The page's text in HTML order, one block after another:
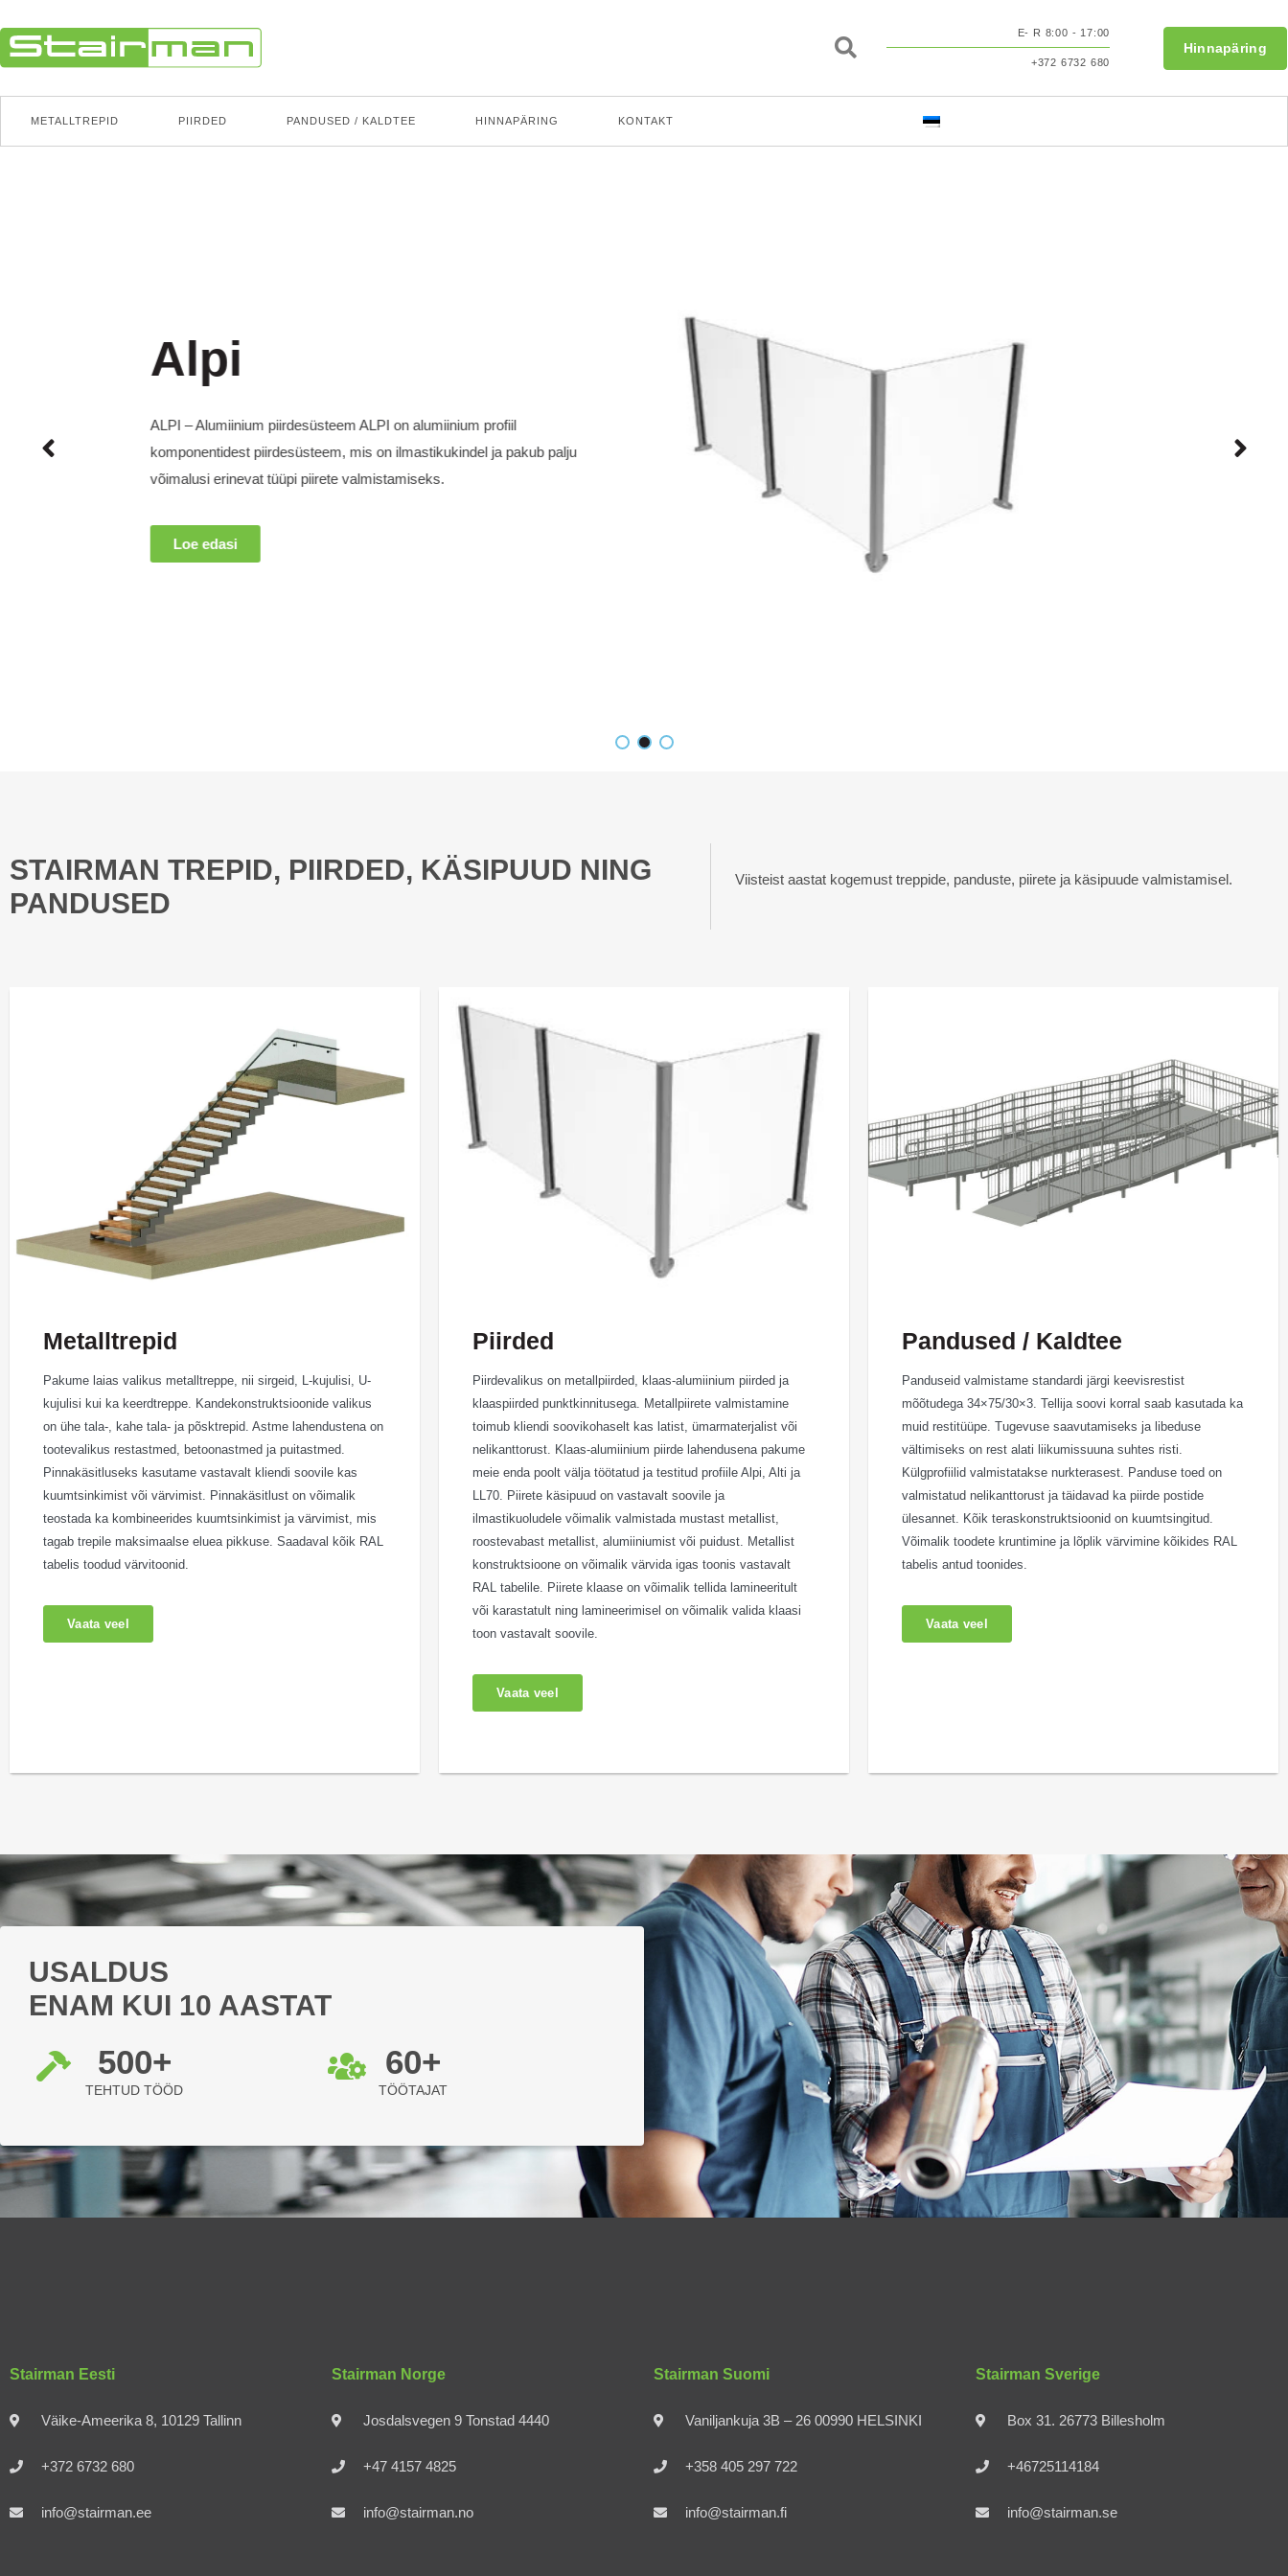
E- R 8:00 - 17:00
+372 6732 680
Hinnapäring
METALLTREPID PIIRDED PANDUSED / KALDTEE HINNAPÄRING KONTAKT
Minimalistlik piirdesüsteem
GP
GP klaaspiirde süsteem on minimalistlik postideta klaaspiirde süsteem,
mis sobib kasutamiseks nii sise- kui välitingimustes. Ei sisalda metallist
osi, on rooste ja veekindel.
Loe edasi
STAIRMAN TREPID, PIIRDED, KÄSIPUUD NING
PANDUSED
Viisteist aastat kogemust treppide, panduste, piirete ja käsipuude valmistamisel.
Metalltrepid
Pakume laias valikus metalltreppe, nii sirgeid, L-kujulisi, U-
kujulisi kui ka keerdtreppe. Kandekonstruktsioonide valikus
on ühe tala-, kahe tala- ja põsktrepid. Astme lahendustena on
tootevalikus restastmed, betoonastmed ja puitastmed.
Pinnakäsitluseks kasutame vastavalt kliendi soovile kas
kuumtsinkimist või värvimist. Pinnakäsitlust on võimalik
teostada ka kombineerides kuumtsinkimist ja värvimist, mis
tagab trepile maksimaalse eluea pikkuse. Saadaval kõik RAL
tabelis toodud värvitoonid.
Vaata veel
Piirded
Piirdevalikus on metallpiirded, klaas-alumiinium piirded ja
klaaspiirded punktkinnitusega. Metallpiirete valmistamine
toimub kliendi soovikohaselt kas latist, ümarmaterjalist või
nelikanttorust. Klaas-alumiinium piirde lahendusena pakume
meie enda poolt välja töötatud ja testitud profiile Alpi, Alti ja
LL70. Piirete käsipuud on vastavalt soovile ja
ilmastikuoludele võimalik valmistada mustast metallist,
roostevabast metallist, alumiiniumist või puidust. Metallist
konstruktsioone on võimalik värvida igas toonis vastavalt
RAL tabelile. Piirete klaase on võimalik tellida lamineeritult
või karastatult ning lamineerimisel on võimalik valida klaasi
toon vastavalt soovile.
Vaata veel
Pandused / Kaldtee
Panduseid valmistame standardi järgi keevisrestist
mõõtudega 34×75/30×3. Tellija soovi korral saab kasutada ka
muid restitüüpe. Tugevuse saavutamiseks ja libeduse
vältimiseks on rest alati liikumissuuna suhtes risti.
Külgprofiilid valmistatakse nurkterasest. Panduse toed on
valmistatud nelikanttorust ja täidavad ka piirde postide
ülesannet. Kõik teraskonstruktsioonid on kuumtsingitud.
Võimalik toodete kruntimine ja lõplik värvimine kõikides RAL
tabelis antud toonides.
Vaata veel
USALDUS
ENAM KUI 10 AASTAT
TEHTUD TÖÖD
500+
TÖÖTAJAT
60+
Stairman Eesti
Väike-Ameerika 8, 10129 Tallinn
+372 6732 680
info@stairman.ee
Stairman Norge
Josdalsvegen 9 Tonstad 4440
+47 4157 4825
info@stairman.no
Stairman Suomi
Vaniljankuja 3B – 26 00990 HELSINKI
+358 405 297 722
info@stairman.fi
Stairman Sverige
Box 31. 26773 Billesholm
+46725114184
info@stairman.se